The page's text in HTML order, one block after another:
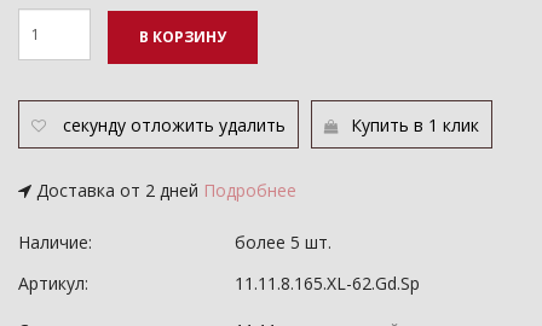
В КОРЗИНУ
секунду отложить удалить Купить в 1 клик
Доставка от 2 дней Подробнее
Наличие:
более 5 шт.
Артикул:
11.11.8.165.XL-62.Gd.Sp